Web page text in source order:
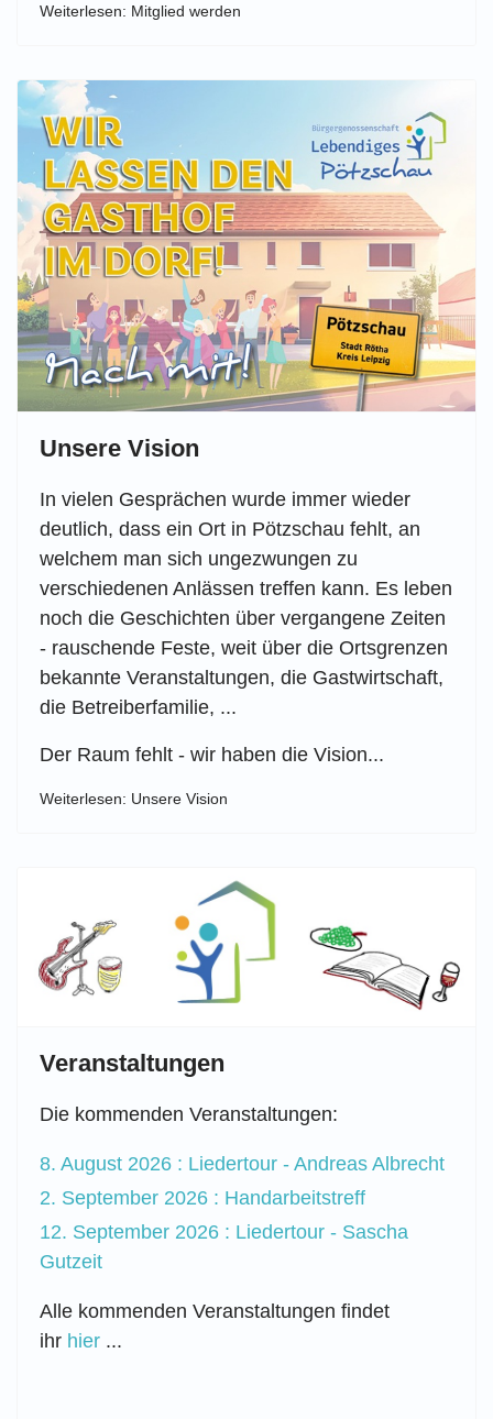
Weiterlesen: Mitglied werden
Unsere Vision
In vielen Gesprächen wurde immer wieder
deutlich, dass ein Ort in Pötzschau fehlt, an
welchem man sich ungezwungen zu
verschiedenen Anlässen treffen kann. Es leben
noch die Geschichten über vergangene Zeiten
- rauschende Feste, weit über die Ortsgrenzen
bekannte Veranstaltungen, die Gastwirtschaft,
die Betreiberfamilie, ...
Der Raum fehlt - wir haben die Vision...
Weiterlesen: Unsere Vision
Veranstaltungen
Die kommenden Veranstaltungen:
8. August 2026 : Liedertour - Andreas Albrecht
2. September 2026 : Handarbeitstreff
12. September 2026 : Liedertour - Sascha
Gutzeit
Alle kommenden Veranstaltungen findet
ihr hier ...